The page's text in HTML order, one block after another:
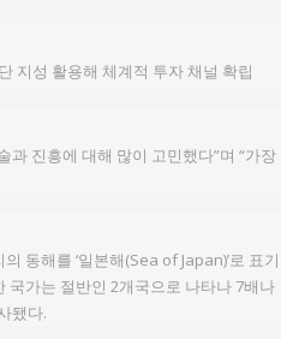
지성 활용해 체계적 투자 채널 확립
과 진흥에 대해 많이 고민했다”며 “가장
동해를 ‘일본해(Sea of Japan)’로 표기
국가는 절반인 2개국으로 나타나 7배나
됐다.